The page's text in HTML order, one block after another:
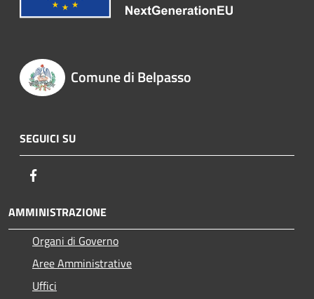
Comune di Belpasso
SEGUICI SU
AMMINISTRAZIONE
Organi di Governo
Aree Amministrative
Uffici